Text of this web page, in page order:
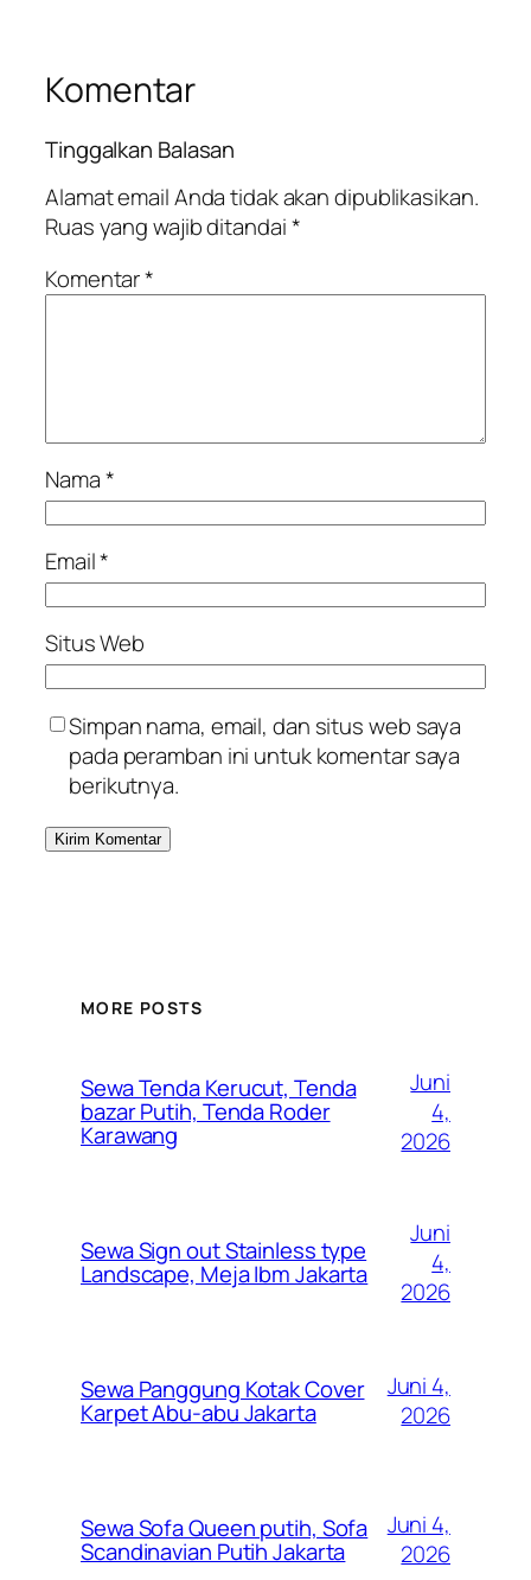
Komentar
Tinggalkan Balasan
Alamat email Anda tidak akan dipublikasikan.
Ruas yang wajib ditandai*
Komentar*
Nama*
Email*
Situs Web
Simpan nama, email, dan situs web saya
pada peramban ini untuk komentar saya
berikutnya.
MORE POSTS
Sewa Tenda Kerucut, Tenda
bazar Putih, Tenda Roder
Karawang
Juni
4,
2026
Sewa Sign out Stainless type
Landscape, Meja Ibm Jakarta
Juni
4,
2026
Sewa Panggung Kotak Cover
Karpet Abu-abu Jakarta
Juni 4,
2026
Sewa Sofa Queen putih, Sofa
Scandinavian Putih Jakarta
Juni 4,
2026